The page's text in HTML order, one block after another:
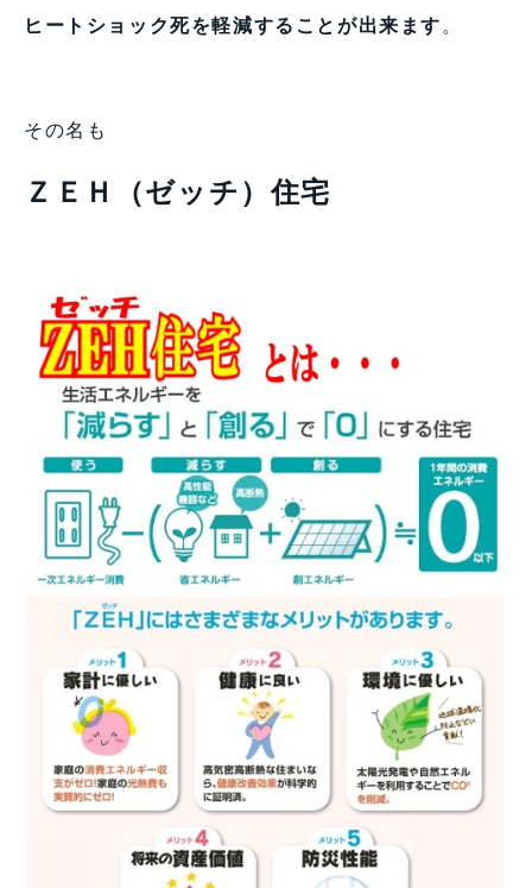
ヒートショック死を軽減することが出来ます 。
その名も
ＺＥＨ（ゼッチ）住宅